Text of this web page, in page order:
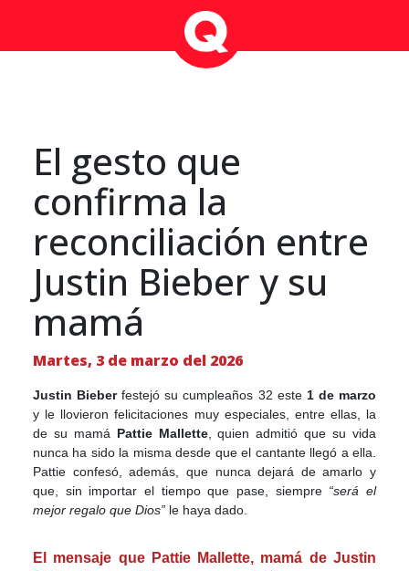
El gesto que
confirma la
reconciliación entre
Justin Bieber y su
mamá
Martes, 3 de marzo del 2026
Justin Bieberfestejó su cumpleaños 32 este 1 de marzo
y le llovieron felicitaciones muy especiales, entre ellas, la
de su mamá Pattie Mallette, quien admitió que su vida
nunca ha sido la misma desde que el cantante llegó a ella.
Pattie confesó, además, que nunca dejará de amarlo y
que, sin importar el tiempo que pase, siempre “será el
mejor regalo que Dios” le haya dado.
El mensaje que Pattie Mallette, mamá de Justin